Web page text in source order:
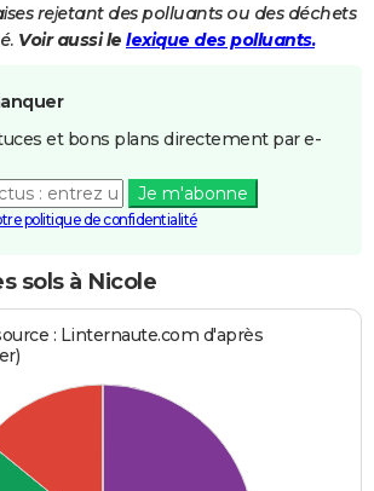
rejetant des polluants ou des déchets
Voir aussi le lexique des polluants.
et bons plans directement par e-
Je m'abonne
politique de confidentialité
sols à Nicole
: Linternaute.com d'après